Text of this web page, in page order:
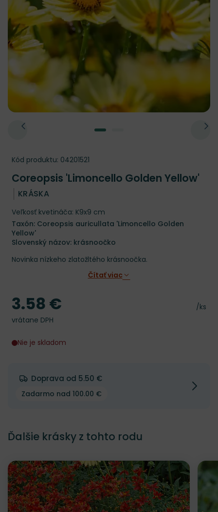
Kód produktu: 04201521
Coreopsis 'Limoncello Golden Yellow'
KRÁSKA
Veľkosť kvetináča: K9x9 cm
Taxón: Coreopsis auricullata 'Limoncello Golden
Yellow'
Slovenský názov: krásnoočko
Novinka nízkeho zlatožltého krásnoočka.
Čítať viac
Cena
/ks
Cena
3.58 €
vrátane DPH
Nie je skladom
Doprava od 5.50 €
Zadarmo nad 100.00 €
Ďalšie krásky z tohto rodu